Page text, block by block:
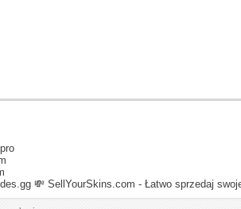
💸 SellYourSkins.com - Łatwo sprzedaj